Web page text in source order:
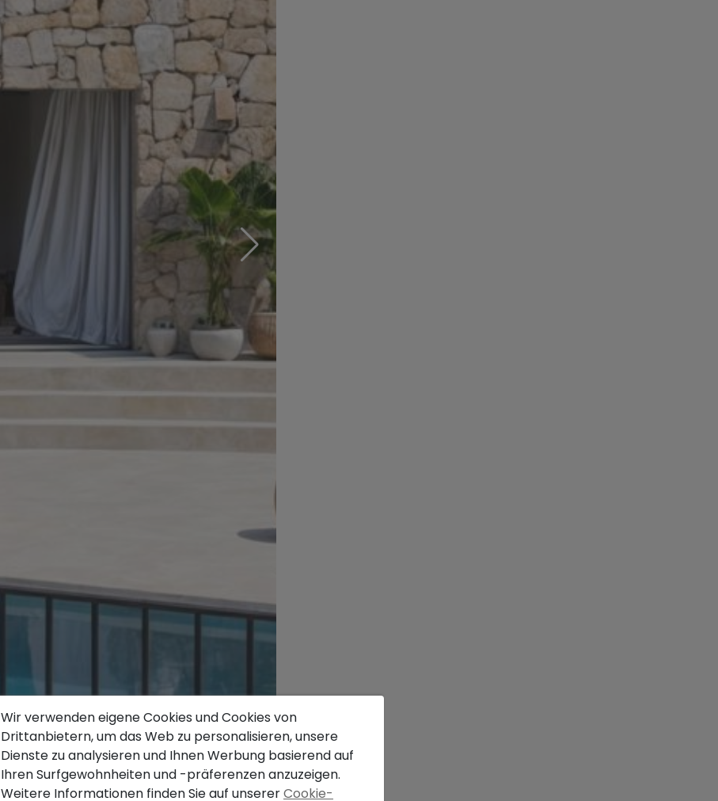
Wir verwenden eigene Cookies und Cookies von
Drittanbietern, um das Web zu personalisieren, unsere
Dienste zu analysieren und Ihnen Werbung basierend auf
Ihren Surfgewohnheiten und -präferenzen anzuzeigen.
Weitere Informationen finden Sie auf unsererCookie-